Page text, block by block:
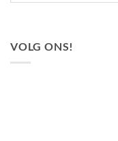
VOLG ONS!